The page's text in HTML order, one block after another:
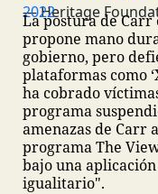
— Heritage
October 26, 2022
La postura de
propone mano
gobierno, pero
plataformas como
ha cobrado
programa
amenazas de Carr
programa The
bajo una
igualitario".